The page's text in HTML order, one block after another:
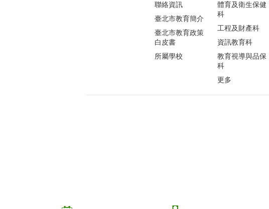
聯絡資訊
臺北市教育簡介
臺北市教育政策
白皮書
所屬學校
體育及衛生保健
科
工程及財產科
資訊教育科
教育視導與品保
科
更多